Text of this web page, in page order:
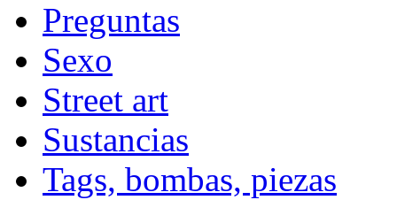
Preguntas
Sexo
Street art
Sustancias
Tags, bombas, piezas